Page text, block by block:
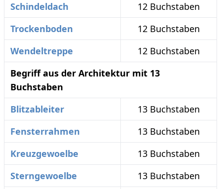
Schindeldach
12 Buchstaben
Trockenboden
12 Buchstaben
Wendeltreppe
12 Buchstaben
Begriff aus der Architektur mit 13
Buchstaben
Blitzableiter
13 Buchstaben
Fensterrahmen
13 Buchstaben
Kreuzgewoelbe
13 Buchstaben
Sterngewoelbe
13 Buchstaben